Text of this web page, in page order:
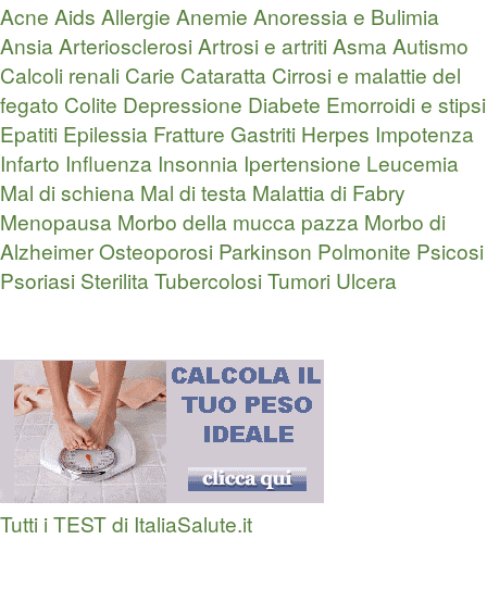
Acne Aids Allergie Anemie Anoressia e Bulimia
AnsiaArteriosclerosiArtrosi e artritiAsmaAutismo
Calcoli renali Carie Cataratta Cirrosi e malattie del
fegato Colite Depressione Diabete Emorroidi e stipsi
Epatiti Epilessia Fratture Gastriti Herpes Impotenza
Infarto Influenza Insonnia Ipertensione Leucemia
Mal di schiena Mal di testa Malattia di Fabry
Menopausa Morbo della mucca pazza Morbo di
AlzheimerOsteoporosi Parkinson Polmonite Psicosi
Psoriasi SterilitaTubercolosiTumori Ulcera
Tutti i TEST di ItaliaSalute.it